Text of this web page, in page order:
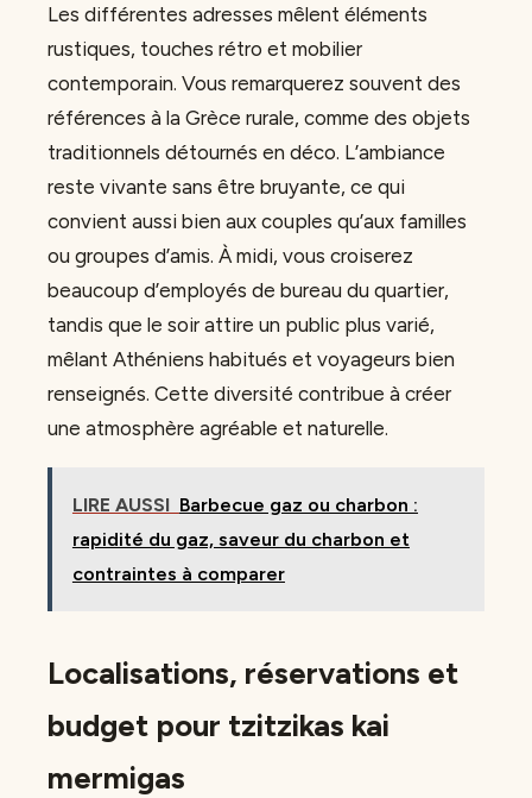
Les différentes adresses mêlent éléments
rustiques, touches rétro et mobilier
contemporain. Vous remarquerez souvent des
références à la Grèce rurale, comme des objets
traditionnels détournés en déco. L’ambiance
reste vivante sans être bruyante, ce qui
convient aussi bien aux couples qu’aux familles
ou groupes d’amis. À midi, vous croiserez
beaucoup d’employés de bureau du quartier,
tandis que le soir attire un public plus varié,
mêlant Athéniens habitués et voyageurs bien
renseignés. Cette diversité contribue à créer
une atmosphère agréable et naturelle.
LIRE AUSSI Barbecue gaz ou charbon :
rapidité du gaz, saveur du charbon et
contraintes à comparer
Localisations, réservations et
budget pour tzitzikas kai
mermigas